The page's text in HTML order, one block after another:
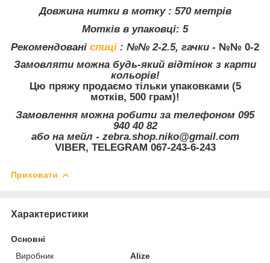
Довжина нитки в мотку : 570 метрів
Мотків в упаковці: 5
Рекомендовані спиці : №№ 2-2.5, гачки - №№ 0-2
Замовляти можна будь-який відтінок з карти
кольорів!
Цю пряжу продаємо тільки упаковками (5
мотків, 500 грам)!
Замовлення можна робити за телефоном 095
940 40 82
або на мейл - zebra.shop.niko@gmail.com
VIBER, TELEGRAM 067-243-6-243
Приховати
Характеристики
Основні
Виробник
Alize